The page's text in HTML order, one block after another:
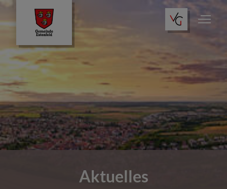
Aktuelles
Rathaus & Verwaltung
Aktuelles